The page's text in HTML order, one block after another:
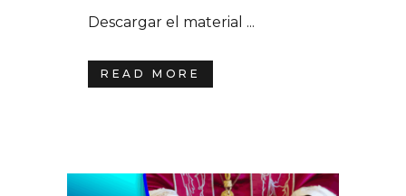
Descargar el material ...
READ MORE